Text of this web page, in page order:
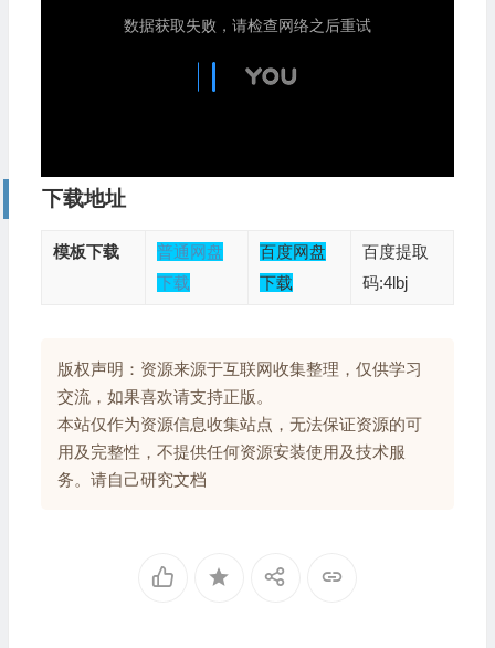
下载地址
模板下载
普通网盘
下载
百度网盘
下载
百度提取
码:4lbj
版权声明：资源来源于互联网收集整理，仅供学习
交流，如果喜欢请支持正版。
本站仅作为资源信息收集站点，无法保证资源的可
用及完整性，不提供任何资源安装使用及技术服
务。请自己研究文档